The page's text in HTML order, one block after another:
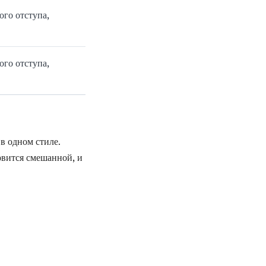
отступа,
отступа,
стиле.
смешанной, и